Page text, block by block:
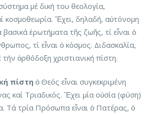
μέ δική του θεολογία,
κοσμοθεωρία. Ἔχει, δηλαδή, αὐτόνομη
βασικά ἐρωτήματα τῆς ζωῆς, τί εἶναι ὁ
τί εἶναι ὁ κόσμος. Διδασκαλία,
ὀρθόδοξη χριστιανική πίστη.
πίστη ὁ Θεός εἶναι συγκεκριμένη
καί Τριαδικός. Ἔχει μία οὐσία (φύση)
Τά τρία Πρόσωπα εἶναι ὁ Πατέρας, ὁ